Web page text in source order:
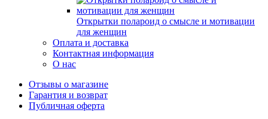
Открытки полароид о смысле и мотивации
для женщин
Оплата и доставка
Контактная информация
О нас
Отзывы о магазине
Гарантия и возврат
Публичная оферта